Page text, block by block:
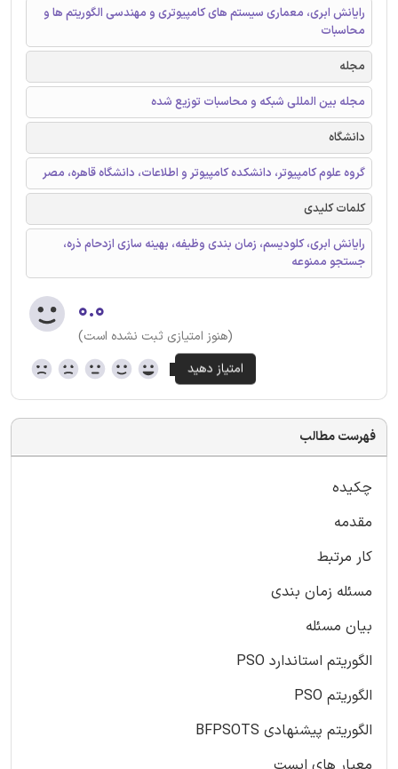
رایانش ابری، معماری سیستم های کامپیوتری و مهندسی الگوریتم ها و
محاسبات
مجله
مجله بین المللی شبکه و محاسبات توزیع شده
دانشگاه
گروه علوم کامپیوتر، دانشکده کامپیوتر و اطلاعات، دانشگاه قاهره، مصر
کلمات کلیدی
رایانش ابری، کلودیسم، زمان بندی وظیفه، بهینه سازی ازدحام ذره،
جستجو ممنوعه
۰.۰
(هنوز امتیازی ثبت نشده است)
فهرست مطالب
چکیده
مقدمه
کار مرتبط
مسئله زمان بندی
بیان مسئله
الگوریتم استاندارد PSO
الگوریتم PSO
الگوریتم پیشنهادی BFPSOTS